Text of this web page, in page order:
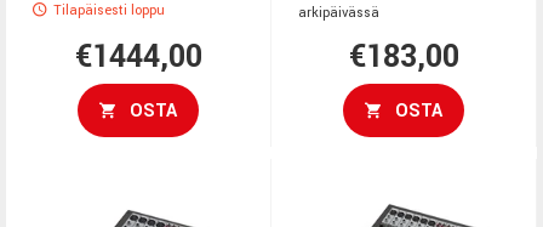
Tilapäisesti loppu
€1444,00
OSTA
arkipäivässä
€183,00
OSTA